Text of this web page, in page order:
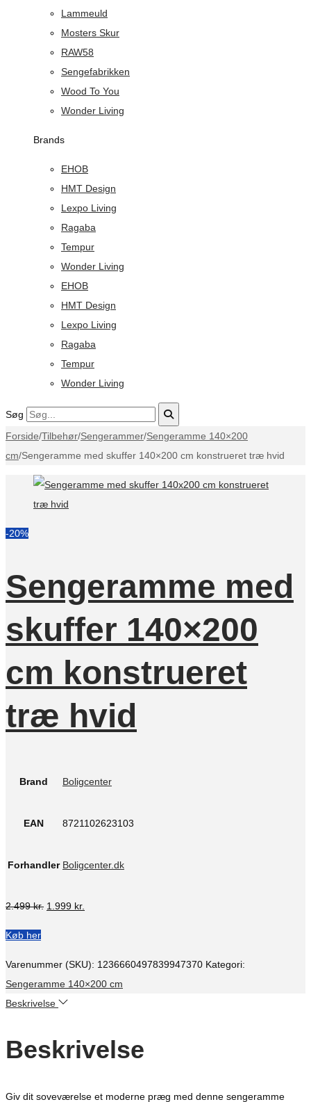
Lammeuld
Mosters Skur
RAW58
Sengefabrikken
Wood To You
Wonder Living
Brands
EHOB
HMT Design
Lexpo Living
Ragaba
Tempur
Wonder Living
EHOB
HMT Design
Lexpo Living
Ragaba
Tempur
Wonder Living
Søg
Forside/Tilbehør/Sengerammer/Sengeramme 140×200
cm/Sengeramme med skuffer 140×200 cm konstrueret træ hvid
-20%
Sengeramme med
skuffer 140×200
cm konstrueret
træ hvid
Brand Boligcenter
EAN 8721102623103
Forhandler Boligcenter.dk
2.499kr. Den
var:
2.499 kr..
1.999 kr.
er:
1.999 kr..
Køb her
Varenummer (SKU): 1236660497839947370 Kategori:
Sengeramme 140×200 cm
Beskrivelse
Beskrivelse
Giv dit soveværelse et moderne præg med denne sengeramme